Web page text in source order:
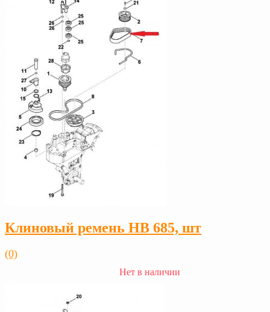
Клиновый ремень НВ 685, шт
(0)
Нет в наличии